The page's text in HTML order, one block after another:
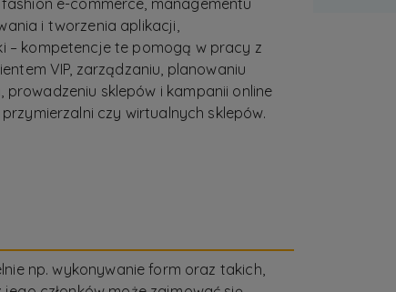
e-commerce, managementu
i tworzenia aplikacji,
– kompetencje te pomogą w pracy z
VIP, zarządzaniu, planowaniu
sklepów i kampanii online
czy wirtualnych sklepów.
np. wykonywanie form oraz takich,